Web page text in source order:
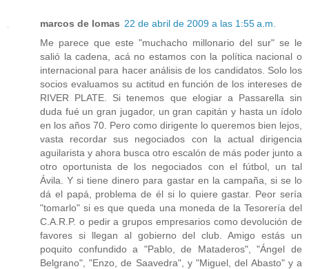
marcos de lomas 22 de abril de 2009 a las 1:55 a.m.
Me parece que este "muchacho millonario del sur" se le
salió la cadena, acá no estamos con la política nacional o
internacional para hacer análisis de los candidatos. Solo los
socios evaluamos su actitud en función de los intereses de
RIVER PLATE. Si tenemos que elogiar a Passarella sin
duda fué un gran jugador, un gran capitán y hasta un ídolo
en los años 70. Pero como dirigente lo queremos bien lejos,
vasta recordar sus negociados con la actual dirigencia
aguilarista y ahora busca otro escalón de más poder junto a
otro oportunista de los negociados con el fútbol, un tal
Ávila. Y si tiene dinero para gastar en la campaña, si se lo
dá el papá, problema de él si lo quiere gastar. Peor sería
"tomarlo" si es que queda una moneda de la Tesorería del
C.A.R.P. o pedir a grupos empresarios como devolución de
favores si llegan al gobierno del club. Amigo estás un
poquito confundido a "Pablo, de Mataderos", "Ángel de
Belgrano", "Enzo, de Saavedra", y "Miguel, del Abasto" y a